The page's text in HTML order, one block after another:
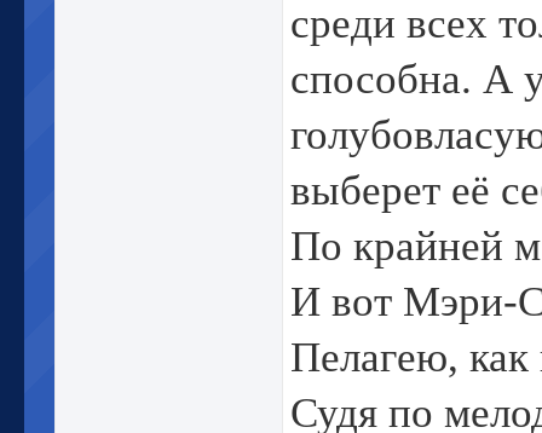
среди всех
способна. А
выберет её
По крайней
И вот Мэри-
Пелагею,
Судя по